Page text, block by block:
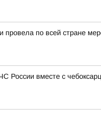
по всей стране
России вместе с